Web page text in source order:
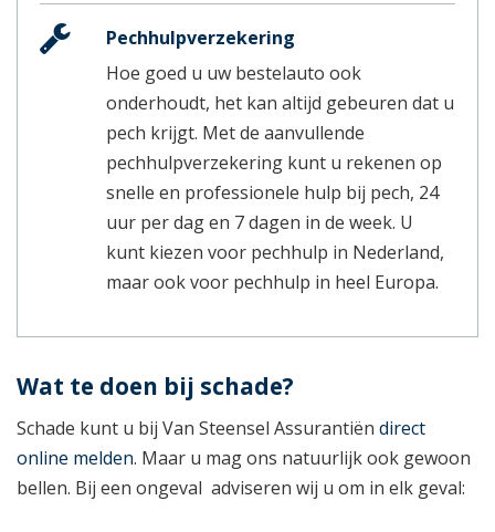
Pechhulpverzekering
Hoe goed u uw bestelauto ook
onderhoudt, het kan altijd gebeuren dat u
pech krijgt. Met de aanvullende
pechhulpverzekering kunt u rekenen op
snelle en professionele hulp bij pech, 24
uur per dag en 7 dagen in de week. U
kunt kiezen voor pechhulp in Nederland,
maar ook voor pechhulp in heel Europa.
Wat te doen bij schade?
Schade kunt u bij Van Steensel Assurantiën direct
online melden. Maar u mag ons natuurlijk ook gewoon
bellen. Bij een ongeval adviseren wij u om in elk geval: